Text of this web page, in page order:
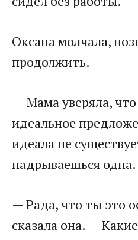
Оксана молчала,
продолжить.
— Мама уверяла,
идеальное
идеала не
надрываешься одна.
— Рада, что ты это
сказала она. —